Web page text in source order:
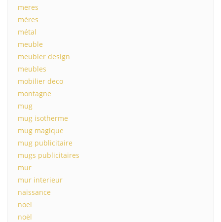
meres
mères
métal
meuble
meubler design
meubles
mobilier deco
montagne
mug
mug isotherme
mug magique
mug publicitaire
mugs publicitaires
mur
mur interieur
naissance
noel
noël